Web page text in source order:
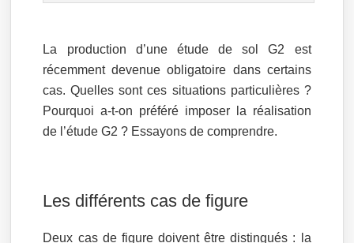
La production d’une étude de sol G2 est
récemment devenue obligatoire dans certains
cas. Quelles sont ces situations particulières ?
Pourquoi a-t-on préféré imposer la réalisation
de l’étude G2 ? Essayons de comprendre.
Les différents cas de figure
Deux cas de figure doivent être distingués : la